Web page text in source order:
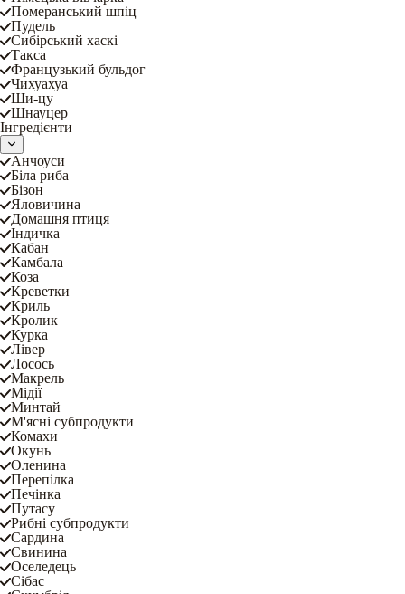
Померанський шпіц
Пудель
Сибірський хаскі
Такса
Французький бульдог
Чихуахуа
Ши-цу
Шнауцер
Інгредієнти
Анчоуси
Біла риба
Бізон
Яловичина
Домашня птиця
Індичка
Кабан
Камбала
Коза
Креветки
Криль
Кролик
Курка
Лівер
Лосось
Макрель
Мідії
Минтай
М'ясні субпродукти
Комахи
Окунь
Оленина
Перепілка
Печінка
Путасу
Рибні субпродукти
Сардина
Свинина
Оселедець
Сібас